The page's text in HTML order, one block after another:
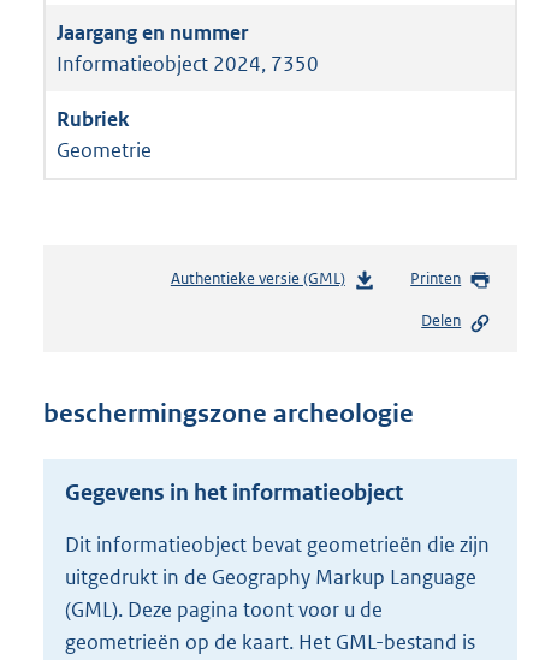
Informatieobject 2024, 7350
Geometrie
Authentieke versie (GML)b
n
s
r
o
t
t
e
Printen
Delen
beschermingszone archeologie
Gegevens in het informatieobject
Dit informatieobject bevat geometrieën die zijn
uitgedrukt in de Geography Markup Language
(GML). Deze pagina toont voor u de
geometrieën op de kaart. Het GML-bestand is